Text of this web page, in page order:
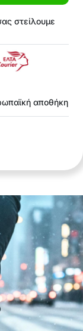
στείλουμε
αποθήκη